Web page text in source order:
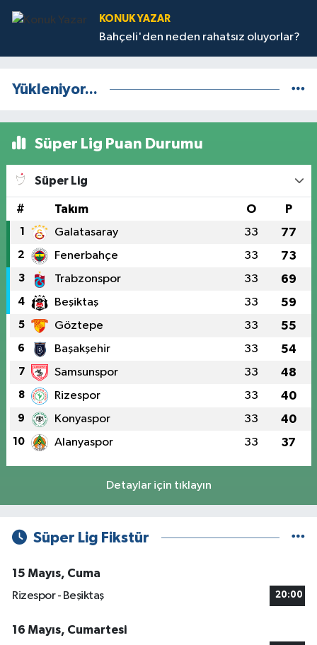
KONUK YAZAR
Bahçeli'den neden rahatsız oluyorlar?
Yükleniyor...
Süper Lig Puan Durumu
Süper Lig
# Takım O P
1 Galatasaray 33 77
2 Fenerbahçe 33 73
3 Trabzonspor 33 69
4 Beşiktaş 33 59
5 Göztepe 33 55
6 Başakşehir 33 54
7 Samsunspor 33 48
8 Rizespor 33 40
9 Konyaspor 33 40
10 Alanyaspor 33 37
Detaylar için tıklayın
Süper Lig Fikstür
15 Mayıs, Cuma
Rizespor - Beşiktaş
20:00
16 Mayıs, Cumartesi